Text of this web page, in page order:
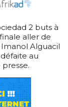
2 buts à
aller de
Imanol Alguacil
au